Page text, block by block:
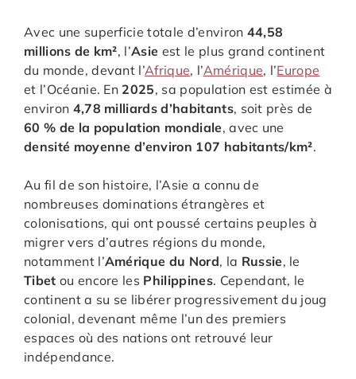
Avec une superficie totale d’environ 44,58
millions de km², l’Asie est le plus grand continent
du monde, devant l’Afrique, l’Amérique, l’Europe
et l’Océanie. En 2025, sa population est estimée à
environ 4,78 milliards d’habitants, soit près de
60 % de la population mondiale, avec une
densité moyenne d’environ 107 habitants/km².
Au fil de son histoire, l’Asie a connu de
nombreuses dominations étrangères et
colonisations, qui ont poussé certains peuples à
migrer vers d’autres régions du monde,
notamment l’Amérique du Nord, la Russie, le
Tibet ou encore les Philippines. Cependant, le
continent a su se libérer progressivement du joug
colonial, devenant même l’un des premiers
espaces où des nations ont retrouvé leur
indépendance.